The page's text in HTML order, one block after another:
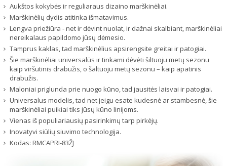
Aukštos kokybės ir reguliaraus dizaino marškinėliai.
Marškinėlių dydis atitinka išmatavimus.
Lengva priežiūra - net ir dėvint nuolat, ir dažnai skalbiant, marškinėliai
nereikalaus papildomo jūsų dėmesio.
Tamprus kaklas, tad marškinėlius apsirengsite greitai ir patogiai.
Šie marškinėliai universalūs ir tinkami dėvėti šiltuoju metų sezonu
kaip viršutinis drabužis, o šaltuoju metų sezonu – kaip apatinis
drabužis.
Maloniai priglunda prie nuogo kūno, tad jausitės laisvai ir patogiai.
Universalus modelis, tad net jeigu esate kudesnė ar stambesnė, šie
marškinėliai puikiai tiks jūsų kūno linijoms.
Vienas iš populiariausių pasirinkimų tarp pirkėjų.
Inovatyvi siūlių siuvimo technologija.
Kodas: RMCAPRI-83ŽJ